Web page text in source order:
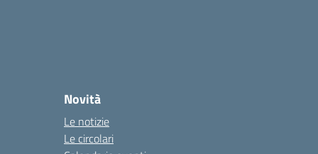
Novità
Le notizie
Le circolari